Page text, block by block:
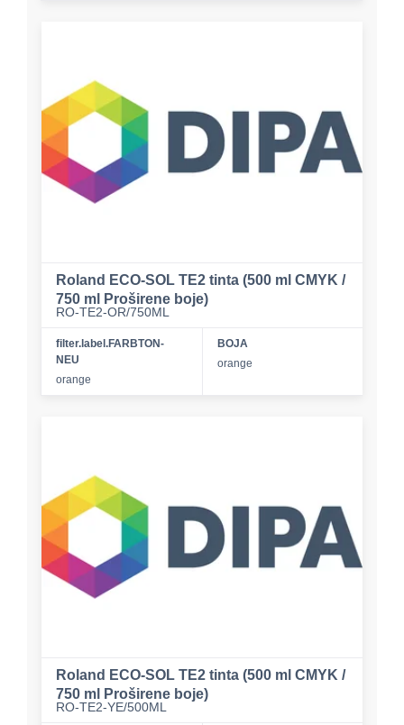
Roland ECO-SOL TE2 tinta (500 ml CMYK /
750 ml Proširene boje)
RO-TE2-OR/750ML
filter.label.FARBTON-
NEU
orange
BOJA
orange
Roland ECO-SOL TE2 tinta (500 ml CMYK /
750 ml Proširene boje)
RO-TE2-YE/500ML